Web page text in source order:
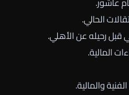
الحالي.
قبل رحيله عن الأهلي.
المالية.
والمالية.